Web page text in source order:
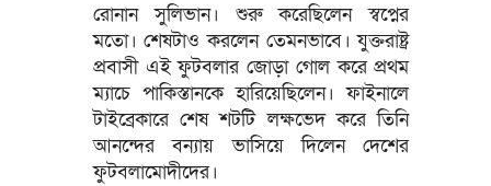
রোনান সুলিভান। শুরু করেছিলেন স্বপ্নের
মতো। শেষটাও করলেন তেমনভাবে। যুক্তরাষ্ট্র
প্রবাসী এই ফুটবলার জোড়া গোল করে প্রথম
ম্যাচে পাকিস্তানকে হারিয়েছিলেন। ফাইনালে
টাইব্রেকারে শেষ শটটি লক্ষভেদ করে তিনি
আনন্দের বন্যায় ভাসিয়ে দিলেন দেশের
ফুটবলামোদীদের।